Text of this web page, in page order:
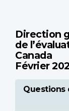
Direction
de
Canada
Février
Questions